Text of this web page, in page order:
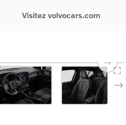
Voitures électriques
Voitures hybrides
rechargeables
Visitez volvocars.com
Financement
Assurances
Réservez un
Entretien &
Reprise de